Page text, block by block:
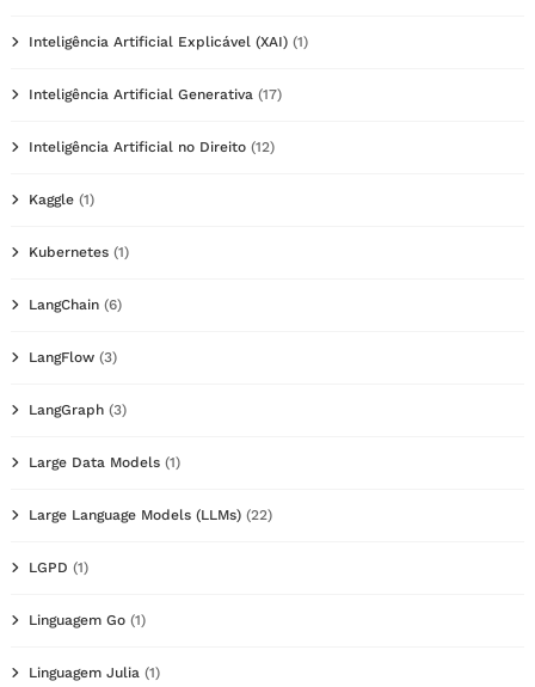
Inteligência Artificial Explicável (XAI) (1)
Inteligência Artificial Generativa (17)
Inteligência Artificial no Direito (12)
Kaggle (1)
Kubernetes (1)
LangChain (6)
LangFlow (3)
LangGraph (3)
Large Data Models (1)
Large Language Models (LLMs) (22)
LGPD (1)
Linguagem Go (1)
Linguagem Julia (1)